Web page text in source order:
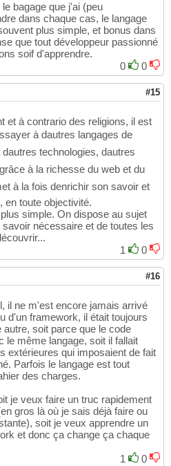
bagage que j'ai (peu
dans chaque cas, le langage
plus simple, et bonus dans
que tout développeur passionné
soif d'apprendre.
0
0
#15
et à contrario des religions, il est
à dautres langages de
technologies, dautres
à la richesse du web et du
à la fois denrichir son savoir et
en toute objectivité.
simple. On dispose au sujet
nécessaire et de toutes les
1
0
#16
il ne m'est encore jamais arrivé
d'un framework, il était toujours
soit parce que le code
le même langage, soit il fallait
extérieures qui imposaient de fait
Parfois le langage est tout
des charges.
je veux faire un truc rapidement
gros là où je sais déjà faire ou
soit je veux apprendre un
et donc ça change ça chaque
1
0